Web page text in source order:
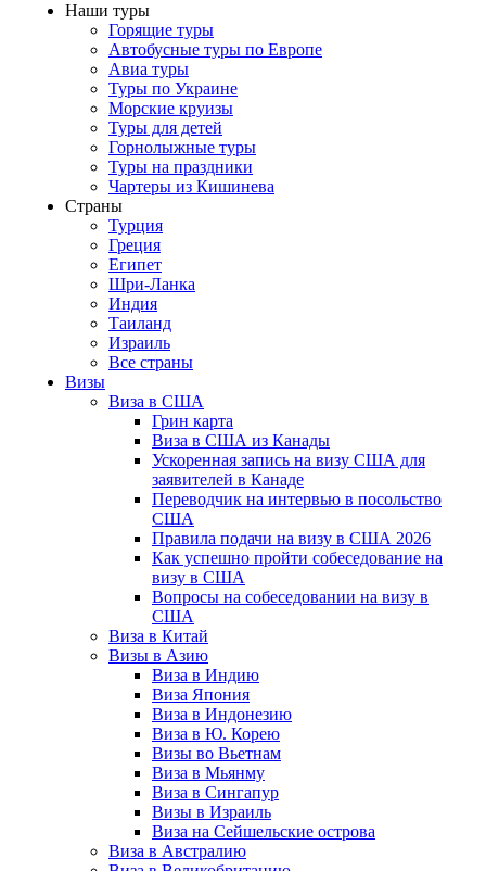
Наши туры
Горящие туры
Автобусные туры по Европе
Авиа туры
Туры по Украине
Морские круизы
Туры для детей
Горнолыжные туры
Туры на праздники
Чартеры из Кишинева
Страны
Турция
Греция
Египет
Шри-Ланка
Индия
Таиланд
Израиль
Все страны
Визы
Виза в США
Грин карта
Виза в США из Канады
Ускоренная запись на визу США для
заявителей в Канаде
Переводчик на интервью в посольство
США
Правила подачи на визу в США 2026
Как успешно пройти собеседование на
визу в США
Вопросы на собеседовании на визу в
США
Виза в Китай
Визы в Азию
Виза в Индию
Виза Япония
Виза в Индонезию
Виза в Ю. Корею
Визы во Вьетнам
Виза в Мьянму
Виза в Сингапур
Визы в Израиль
Виза на Сейшельские острова
Виза в Австралию